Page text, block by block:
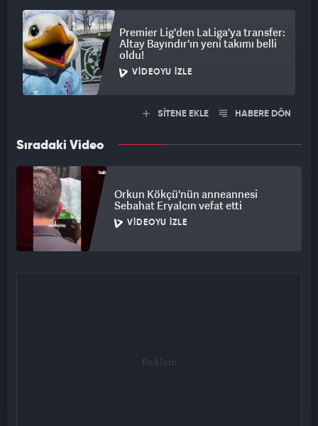
Premier Lig'den LaLiga'ya transfer:
Altay Bayındır'ın yeni takımı belli
oldu!
VIDEOYU İZLE
SİTENE EKLE HABERE DÖN
Sıradaki Video
Orkun Kökçü'nün anneannesi
Sebahat Eryalçın vefat etti
VIDEOYU İZLE